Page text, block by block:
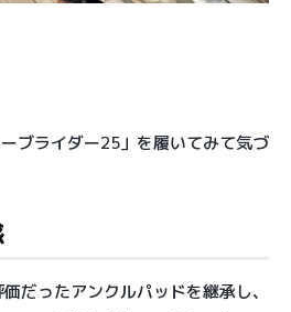
ブライダー25」を履いてみて気づ
だったアンクルパッドを継承し、